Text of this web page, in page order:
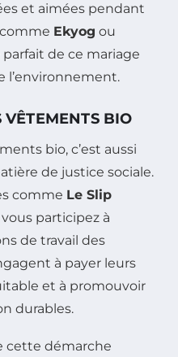
et aimées pendant
Ekyog ou
de ce mariage
l’environnement.
VÊTEMENTS BIO
bio, c’est aussi
de justice sociale.
comme Le Slip
vous participez à
de travail des
à payer leurs
et à promouvoir
durables.
cette démarche